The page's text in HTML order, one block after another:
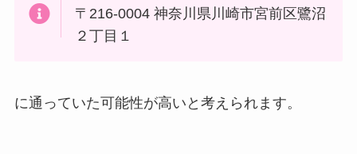
〒216-0004 神奈川県川崎市宮前区鷺沼
２丁目１
に通っていた可能性が高いと考えられます。